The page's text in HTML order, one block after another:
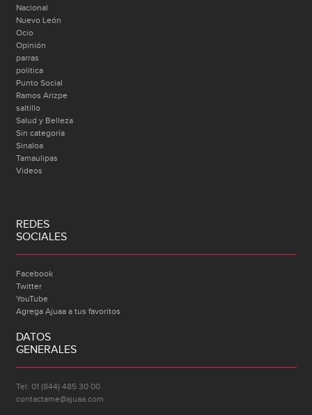
Nacional
Nuevo León
Ocio
Opinión
parras
politica
Punto Social
Ramos Arizpe
saltillo
Salud y Belleza
Sin categoría
Sinaloa
Tamaulipas
Videos
REDES
SOCIALES
Facebook
Twitter
YouTube
Agrega Ajuaa a tus favoritos
DATOS
GENERALES
Tel: 01 (844) 485 30 00
contactame@ajuaa.com